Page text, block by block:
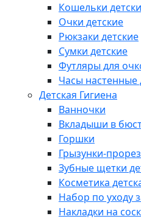
Кошельки
Очки детские
Рюкзаки детские
Сумки детские
Футляры для
Часы настенные
Детская Гигиена
Ванночки
Вкладыши в
Горшки
Грызунки-
Зубные щетки
Косметика
Набор по уходу
Накладки на